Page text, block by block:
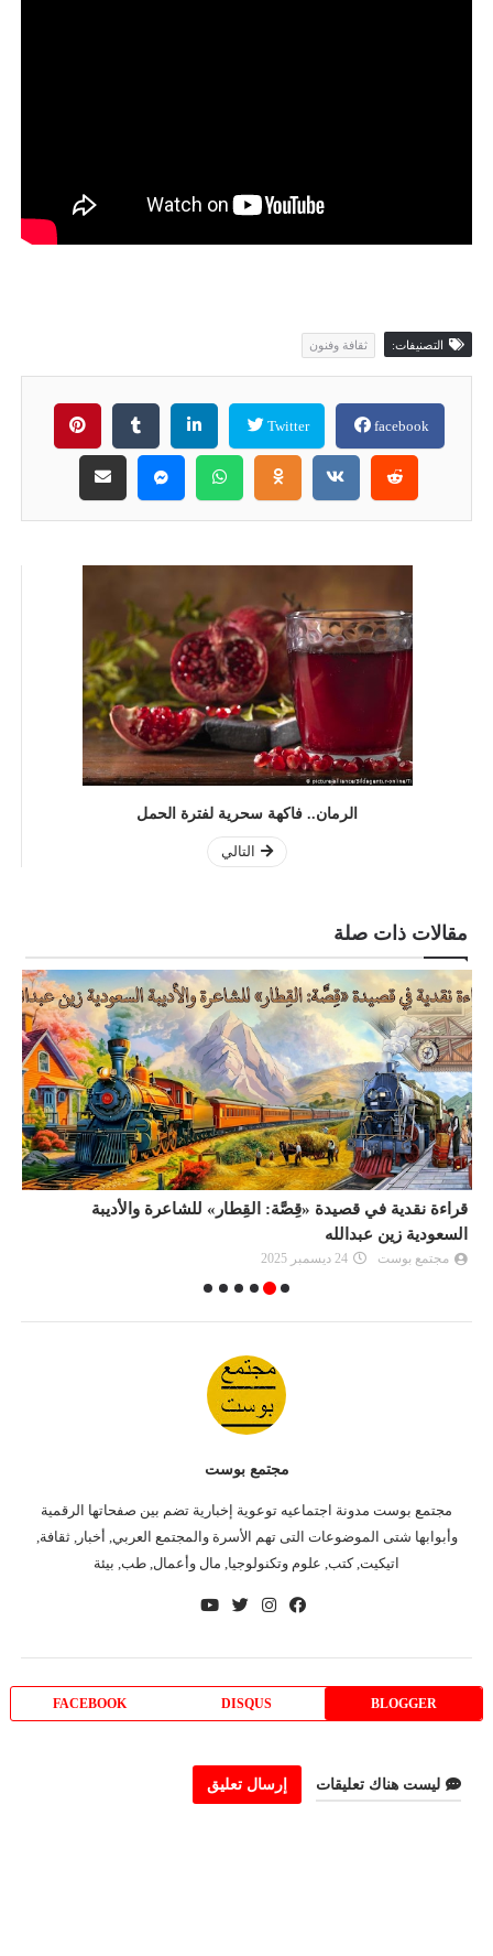
التصنيفات: ثقافة وفنون
facebook
Twitter
الرمان.. فاكهة سحرية لفترة الحمل
التالي
مقالات ذات صلة
قراءة نقدية في قصيدة «قِصَّة: القِطار» للشاعرة والأديبة
السعودية زين عبدالله
مجتمع بوست 24 ديسمبر 2025
مجتمع بوست
مجتمع بوست مدونة اجتماعيه توعوية إخبارية تضم بين صفحاتها الرقمية
وأبوابها شتى الموضوعات التى تهم الأسرة والمجتمع العربي, أخبار, ثقافة,
اتيكيت, كتب, علوم وتكنولوجيا, مال وأعمال, طب, بيئة
BLOGGER
DISQUS
FACEBOOK
ليست هناك تعليقات إرسال تعليق